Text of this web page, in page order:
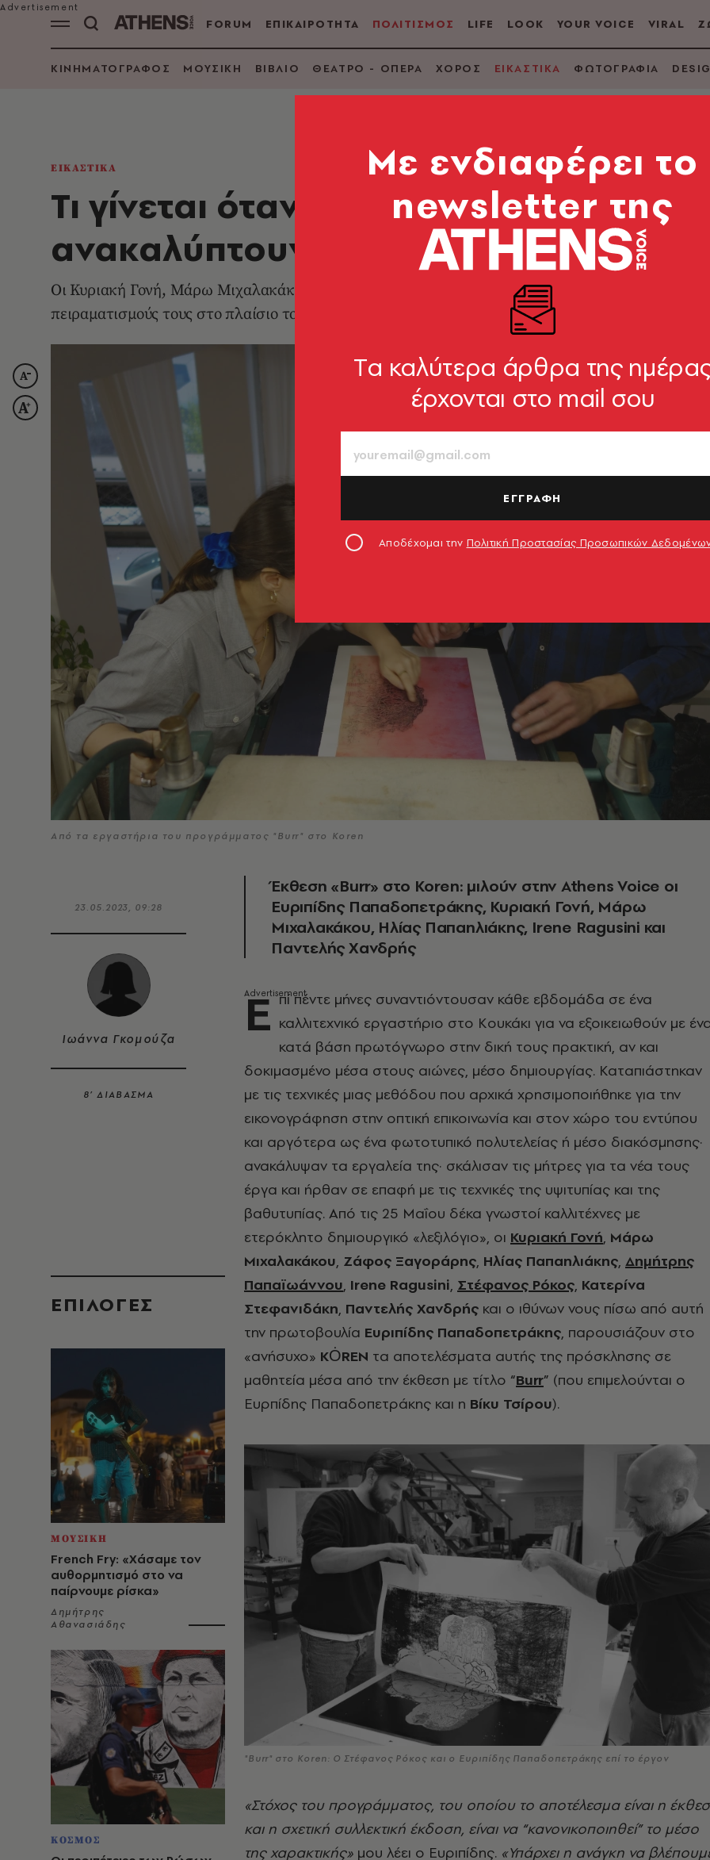
FORUM ΕΠΙΚΑΙΡΟΤΗΤΑ ΠΟΛΙΤΙΣΜΟΣ LIFE LOOK YOUR VOICE VIRAL
ΚΙΝΗΜΑΤΟΓΡΑΦΟΣ ΜΟΥΣΙΚΗ ΒΙΒΛΙΟ ΘΕΑΤΡΟ - ΟΠΕΡΑ ΧΟΡΟΣ ΕΙΚΑΣΤΙΚΑ ΦΩΤΟΓΡΑΦΙΑ
ΕΙΚΑΣΤΙΚΑ
Τι γίνεται όταν γνωστοί καλλιτέχνες
ανακαλύπτουν τα εργαλεία της
Οι Κυριακή Γονή, Μάρω Μιχαλακάκου, Ηλίας Παπαηλιάκης, Irene Ragusini και Παντελής
πειραματισμούς τους στο πλαίσιο του προγράμματος «Burr»
Από τα εργαστήρια του προγράμματος "Burr" στο Koren
23.05.2023, 09:28
Ιωάννα Γκομούζα
8’ ΔΙΑΒΑΣΜΑ
EΠΙΛΟΓΈΣ
ΜΟΥΣΙΚΗ
French Fry: «Χάσαμε τον
αυθορμητισμό στο να
παίρνουμε ρίσκα»
Δημήτρης
Αθανασιάδης
ΚΟΣΜΟΣ
Έκθεση «Burr» στο Koren: μιλούν στην Athens Voice οι
Ευριπίδης Παπαδοπετράκης, Κυριακή Γονή, Μάρω
Μιχαλακάκου, Ηλίας Παπαηλιάκης, Irene Ragusini και
Παντελής Χανδρής
Ε πί πέντε μήνες συναντιόντουσαν κάθε εβδομάδα σε ένα
καλλιτεχνικό εργαστήριο στο Κουκάκι για να εξοικειωθούν με
κατά βάση πρωτόγνωρο στην δική τους πρακτική, αν και
δοκιμασμένο μέσα στους αιώνες, μέσο δημιουργίας. Καταπιάστηκαν
με τις τεχνικές μιας μεθόδου που αρχικά χρησιμοποιήθηκε για την
εικονογράφηση στην οπτική επικοινωνία και στον χώρο του εντύπου
και αργότερα ως ένα φωτοτυπικό πολυτελείας ή μέσο διακόσμησης·
ανακάλυψαν τα εργαλεία της· σκάλισαν τις μήτρες για τα νέα τους
έργα και ήρθαν σε επαφή με τις τεχνικές της υψιτυπίας και της
βαθυτυπίας. Από τις 25 Μαΐου δέκα γνωστοί καλλιτέχνες με
ετερόκλητο δημιουργικό «λεξιλόγιο», οι Κυριακή Γονή, Μάρω
Μιχαλακάκου, Ζάφος Ξαγοράρης, Ηλίας Παπαηλιάκης, Δημήτρης
Παπαϊωάννου, Irene Ragusini, Στέφανος Ρόκος, Κατερίνα
Στεφανιδάκη, Παντελής Χανδρής και ο ιθύνων νους πίσω από αυτή
την πρωτοβουλία Ευριπίδης Παπαδοπετράκης, παρουσιάζουν στο
«ανήσυχο» KȮREN τα αποτελέσματα αυτής της πρόσκλησης σε
μαθητεία μέσα από την έκθεση με τίτλο “Burr” (που επιμελούνται ο
Ευρπίδης Παπαδοπετράκης και η Βίκυ Τσίρου).
"Burr" στο Koren: Ο Στέφανος Ρόκος και ο Ευριπίδης Παπαδοπετράκης επί το έργον
«Στόχος του προγράμματος, του οποίου το αποτέλεσμα είναι η
και η σχετική συλλεκτική έκδοση, είναι να “κανονικοποιηθεί” το μέσο
της χαρακτικής» μου λέει ο Ευριπίδης. «Υπάρχει η ανάγκη να
Mε ενδιαφέρει το
newsletter της
Tα καλύτερα άρθρα της
έρχονται στο mail σου
ΕΓΓΡΑΦΗ
Αποδέχομαι την Πολιτική Προστασίας Προσωπικών